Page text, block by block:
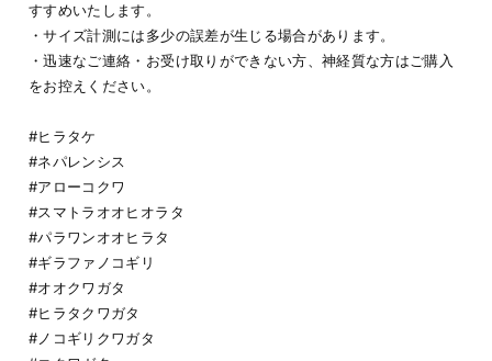
すすめいたします。
・サイズ計測には多少の誤差が生じる場合があります。
・迅速なご連絡・お受け取りができない方、神経質な方はご購入
をお控えください。
#ヒラタケ
#ネパレンシス
#アローコクワ
#スマトラオオヒオラタ
#パラワンオオヒラタ
#ギラファノコギリ
#オオクワガタ
#ヒラタクワガタ
#ノコギリクワガタ